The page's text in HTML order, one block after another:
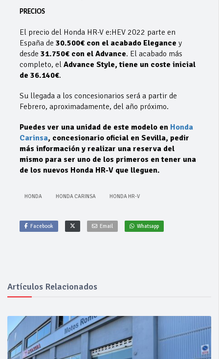
PRECIOS
El precio del Honda HR-V e:HEV 2022 parte en
España de 30.500€ con el acabado Elegance y
desde 31.750€ con el Advance. El acabado más
completo, el Advance Style, tiene un coste inicial
de 36.140€.
Su llegada a los concesionarios será a partir de
Febrero, aproximadamente, del año próximo.
Puedes ver una unidad de este modelo en Honda
Carinsa, concesionario oficial en Sevilla, pedir
más información y realizar una reserva del
mismo para ser uno de los primeros en tener una
de los nuevos Honda HR-V que lleguen.
HONDA HONDA CARINSA HONDA HR-V
Facebook Email Whatsapp
Artículos Relacionados